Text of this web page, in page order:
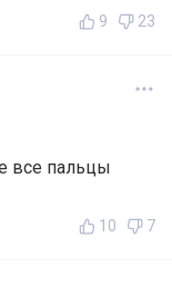
9 23
все пальцы
10 7